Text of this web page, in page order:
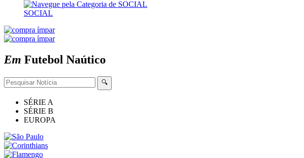
SOCIAL
Em Futebol Naútico
🔍
SÉRIE A
SÉRIE B
EUROPA